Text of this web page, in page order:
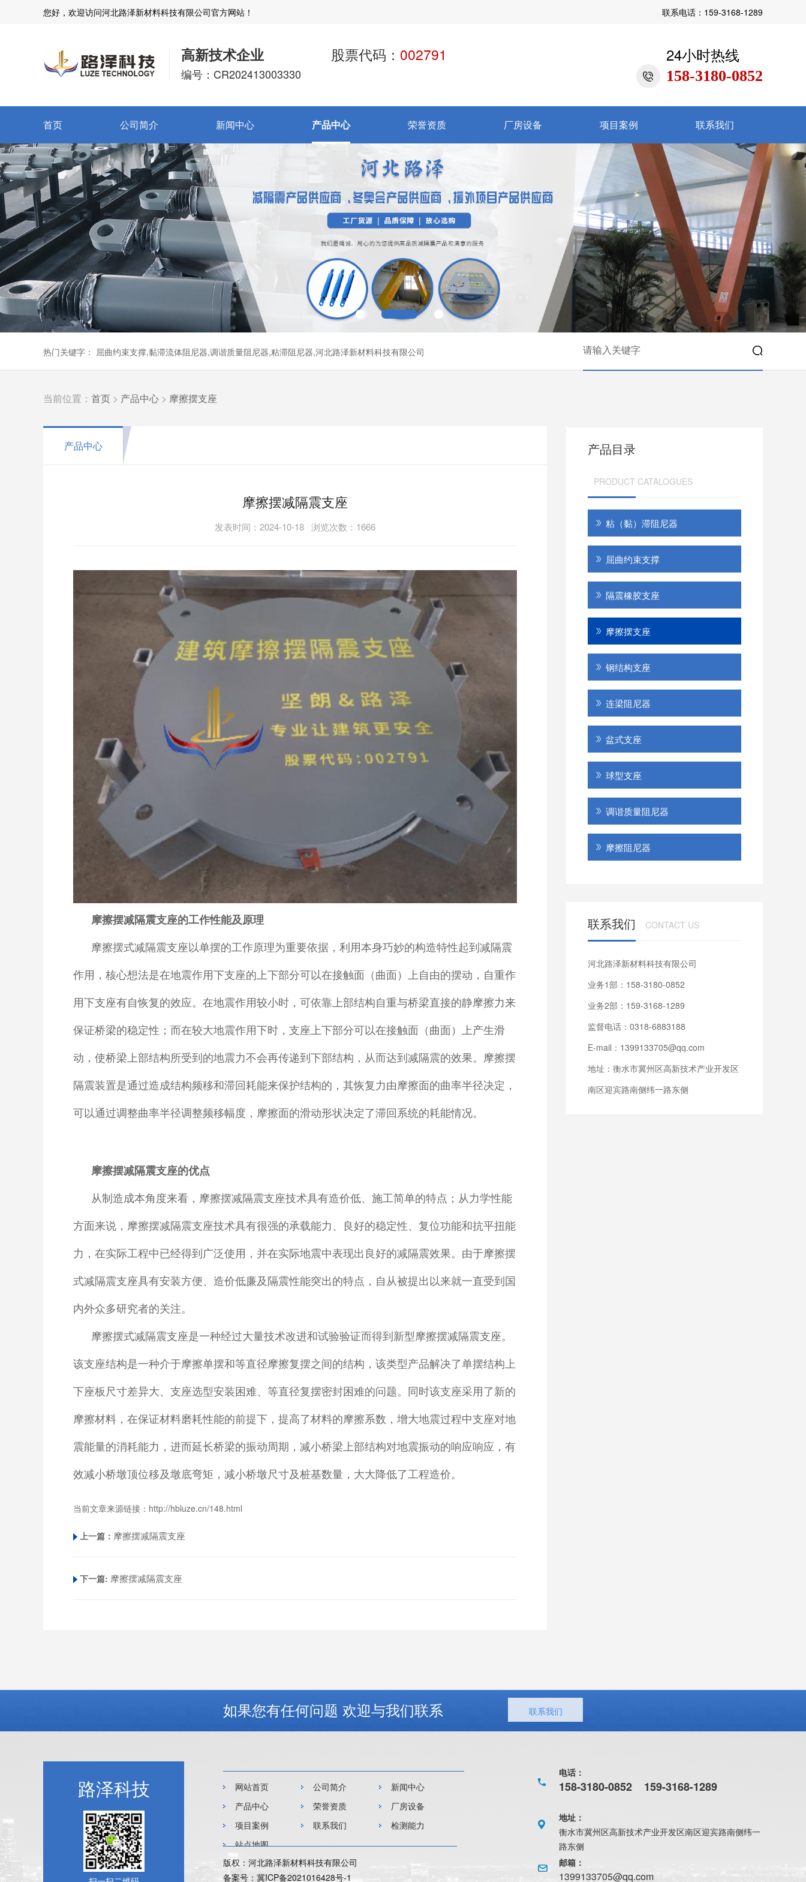
您好，欢迎访问河北路泽新材料科技有限公司官方网站！ 联系电话：159-3168-1289
高新技术企业
编号：CR202413003330
股票代码： 002791 24小时热线
158-3180-0852
首页 公司简介 新闻中心 产品中心 荣誉资质 厂房设备 项目案例 联系我们
热门关键字： 屈曲约束支撑,黏滞流体阻尼器,调谐质量阻尼器,粘滞阻尼器,河北路泽新材料科技有限公司
当前位置： 首页 > 产品中心 > 摩擦摆支座
产品中心
摩擦摆减隔震支座
发表时间：2024-10-18 浏览次数：1666
摩擦摆减隔震支座的工作性能及原理
摩擦摆式减隔震支座以单摆的工作原理为重要依据，利用本身巧妙的构造特性起到减隔震
作用，核心想法是在地震作用下支座的上下部分可以在接触面（曲面）上自由的摆动，自重作
用下支座有自恢复的效应。在地震作用较小时，可依靠上部结构自重与桥梁直接的静摩擦力来
保证桥梁的稳定性；而在较大地震作用下时，支座上下部分可以在接触面（曲面）上产生滑
动，使桥梁上部结构所受到的地震力不会再传递到下部结构，从而达到减隔震的效果。摩擦摆
隔震装置是通过造成结构频移和滞回耗能来保护结构的，其恢复力由摩擦面的曲率半径决定，
可以通过调整曲率半径调整频移幅度，摩擦面的滑动形状决定了滞回系统的耗能情况。
摩擦摆减隔震支座的优点
从制造成本角度来看，摩擦摆减隔震支座技术具有造价低、施工简单的特点；从力学性能
方面来说，摩擦摆减隔震支座技术具有很强的承载能力、良好的稳定性、复位功能和抗平扭能
力，在实际工程中已经得到广泛使用，并在实际地震中表现出良好的减隔震效果。由于摩擦摆
式减隔震支座具有安装方便、造价低廉及隔震性能突出的特点，自从被提出以来就一直受到国
内外众多研究者的关注。
摩擦摆式减隔震支座是一种经过大量技术改进和试验验证而得到新型摩擦摆减隔震支座。
该支座结构是一种介于摩擦单摆和等直径摩擦复摆之间的结构，该类型产品解决了单摆结构上
下座板尺寸差异大、支座选型安装困难、等直径复摆密封困难的问题。同时该支座采用了新的
摩擦材料，在保证材料磨耗性能的前提下，提高了材料的摩擦系数，增大地震过程中支座对地
震能量的消耗能力，进而延长桥梁的振动周期，减小桥梁上部结构对地震振动的响应响应，有
效减小桥墩顶位移及墩底弯矩，减小桥墩尺寸及桩基数量，大大降低了工程造价。
当前文章来源链接： http://hbluze.cn/148.html
上一篇： 摩擦摆减隔震支座
下一篇: 摩擦摆减隔震支座
产品目录
PRODUCT CATALOGUES
粘（黏）滞阻尼器
屈曲约束支撑
隔震橡胶支座
摩擦摆支座
钢结构支座
连梁阻尼器
盆式支座
球型支座
调谐质量阻尼器
摩擦阻尼器
联系我们 CONTACT US
河北路泽新材料科技有限公司
业务1部：158-3180-0852
业务2部：159-3168-1289
监督电话：0318-6883188
E-mail：1399133705@qq.com
地址：衡水市冀州区高新技术产业开发区
南区迎宾路南侧纬一路东侧
如果您有任何问题 欢迎与我们联系 联系我们
路泽科技 网站首页 公司简介
新闻中心
产品中心
荣誉资质
厂房设备
项目案例
联系我们
检测能力
站点地图
版权：河北路泽新材料科技有限公司
备案号： 冀ICP备2021016428号-1
电话：
158-3180-0852 159-3168-1289
地址：
衡水市冀州区高新技术产业开发区南区迎宾路南侧纬一
路东侧
邮箱：
1399133705@qq.com